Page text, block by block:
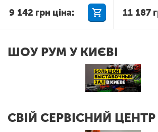
9 142 грн ціна: 11 187
ШОУ РУМ У КИЄВІ
СВІЙ СЕРВІСНИЙ ЦЕНТР